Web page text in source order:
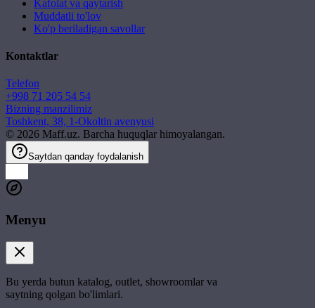
Kafolat va qaytarish
Muddatli to'lov
Ko'p beriladigan savollar
Kontaktlar
Telefon
+998 71 205 54 54
Bizning manzilimiz
Toshkent, 38, 1-Okoltin avenyusi
© 2026 Maff.uz. Barcha huquqlar himoyalangan.
Saytdan qanday foydalanish
Menyu
Bu yerda butun katalog, outlet, showroomlar va
saytning qolgan bo'limlari.